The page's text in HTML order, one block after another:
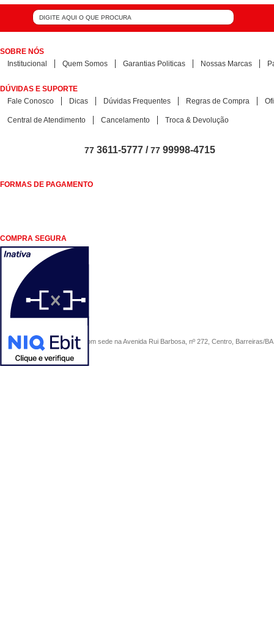
SOBRE NÓS
Institucional
Quem Somos Garantias Politicas Nossas Marcas
DÚVIDAS E SUPORTE
Fale Conosco
Dicas Dúvidas Frequentes Regras de Compra
Central de Atendimento Cancelamento Troca & Devolução
77 3611-5777 /77 99998-4715
FORMAS DE PAGAMENTO
COMPRA SEGURA
COMERCIAL SÃO PAULO, com sede na Avenida Rui Barbosa, nº 272, Centro, Barreiras/